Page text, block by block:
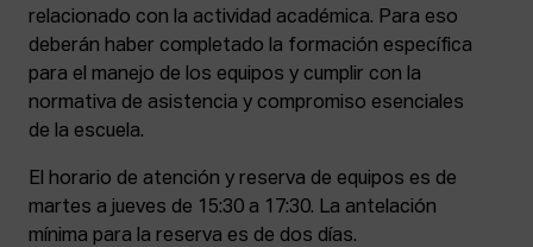
relacionado con la actividad académica. Para eso
deberán haber completado la formación específica
para el manejo de los equipos y cumplir con la
normativa de asistencia y compromiso esenciales
de la escuela.
El horario de atención y reserva de equipos es de
martes a jueves de 15:30 a 17:30. La antelación
mínima para la reserva es de dos días.